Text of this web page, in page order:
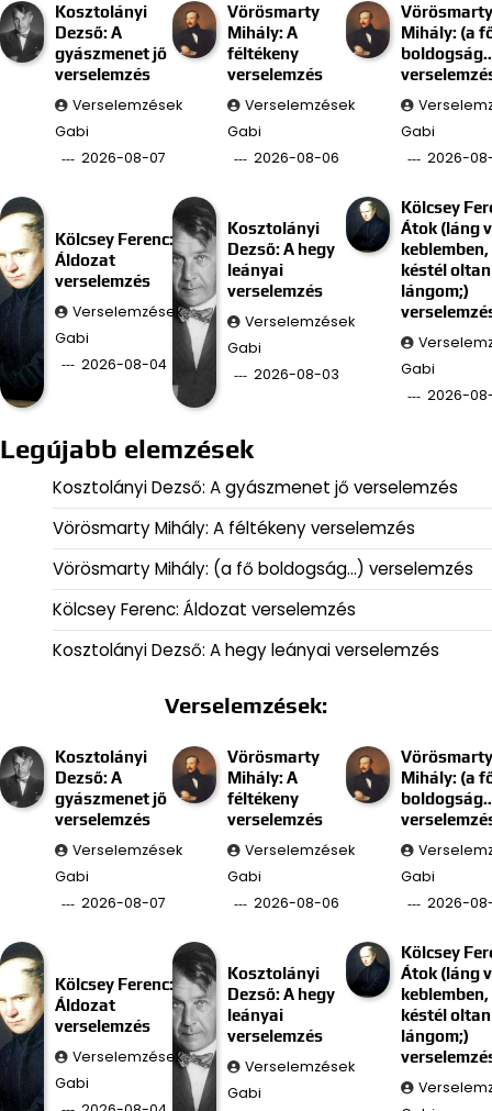
Kosztolányi
Dezső: A
gyászmenet jő
verselemzés
Verselemzések
Gabi
2026-08-07
Vörösmarty
Mihály: A
féltékeny
verselemzés
Verselemzések
Gabi
2026-08-06
Vörösmarty
Mihály: (a
Gabi
2026-
Kölcsey Ferenc:
Áldozat
verselemzés
Verselemzések
Gabi
2026-08-04
Kosztolányi
Dezső: A hegy
leányai
verselemzés
Verselemzések
Gabi
2026-08-03
Kölcsey
Átok (láng
keblemben,
késtél
lángom;)
Gabi
2026-
Legújabb elemzések
Kosztolányi Dezső: A gyászmenet jő verselemzés
Vörösmarty Mihály: A féltékeny verselemzés
Vörösmarty Mihály: (a fő boldogság…) verselemzés
Kölcsey Ferenc: Áldozat verselemzés
Kosztolányi Dezső: A hegy leányai verselemzés
Verselemzések:
Kosztolányi
Dezső: A
gyászmenet jő
verselemzés
Verselemzések
Gabi
2026-08-07
Vörösmarty
Mihály: A
féltékeny
verselemzés
Verselemzések
Gabi
2026-08-06
Vörösmarty
Mihály: (a
Gabi
2026-
Kölcsey Ferenc:
Áldozat
verselemzés
Verselemzések
Gabi
Kosztolányi
Dezső: A hegy
leányai
verselemzés
Verselemzések
Gabi
Kölcsey
Átok (láng
keblemben,
késtél
lángom;)